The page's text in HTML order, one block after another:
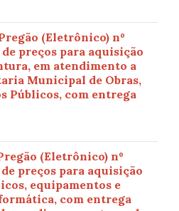
(Eletrônico) nº
preços para aquisição
em atendimento a
Municipal de Obras,
Públicos, com entrega
(Eletrônico) nº
preços para aquisição
equipamentos e
com entrega